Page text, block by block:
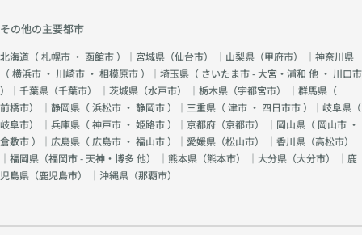
その他の主要都市
北海道（札幌市 ・ 函館市）｜宮城県（仙台市） ｜山梨県（甲府市） ｜神奈川県
（横浜市 ・ 川崎市 ・ 相模原市）｜埼玉県（ さいたま市 - 大宮・浦和 他 ・ 川口市
）｜千葉県（千葉市） ｜茨城県（水戸市） ｜栃木県（宇都宮市） ｜群馬県（
前橋市） ｜静岡県（浜松市 ・ 静岡市）｜三重県（津市 ・ 四日市市）｜岐阜県（
岐阜市） ｜兵庫県（神戸市 ・ 姫路市）｜京都府（京都市） ｜岡山県（ 岡山市 ・
倉敷市）｜広島県（ 広島市 ・ 福山市）｜愛媛県（松山市） ｜香川県（高松市）
｜福岡県（福岡市 - 天神・博多 他） ｜熊本県（熊本市） ｜大分県（大分市） ｜鹿
児島県（鹿児島市） ｜沖縄県（那覇市）